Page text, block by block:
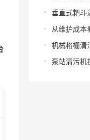
垂直式耙斗
从维护成本
机械格栅清
泵站清污机